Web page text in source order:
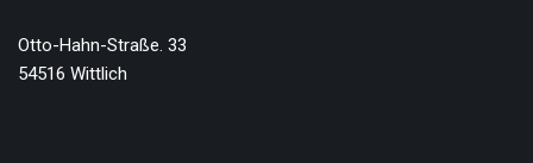
Otto-Hahn-Straße. 33
54516 Wittlich